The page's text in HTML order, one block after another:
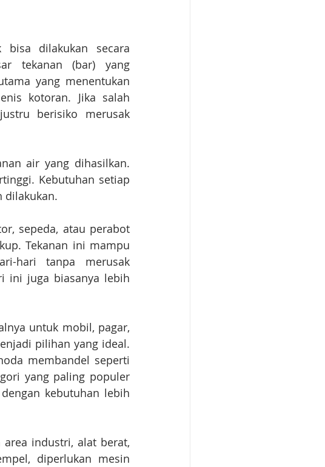
dilakukan secara
tekanan (bar) yang
yang menentukan
kotoran. Jika salah
berisiko merusak
air yang dihasilkan.
Kebutuhan setiap
dilakukan.
sepeda, atau perabot
Tekanan ini mampu
hari tanpa merusak
ini juga biasanya lebih
untuk mobil, pagar,
pilihan yang ideal.
membandel seperti
yang paling populer
kebutuhan lebih
industri, alat berat,
diperlukan mesin